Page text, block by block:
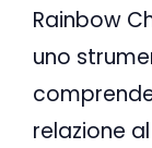
Rainbow
uno
relazione